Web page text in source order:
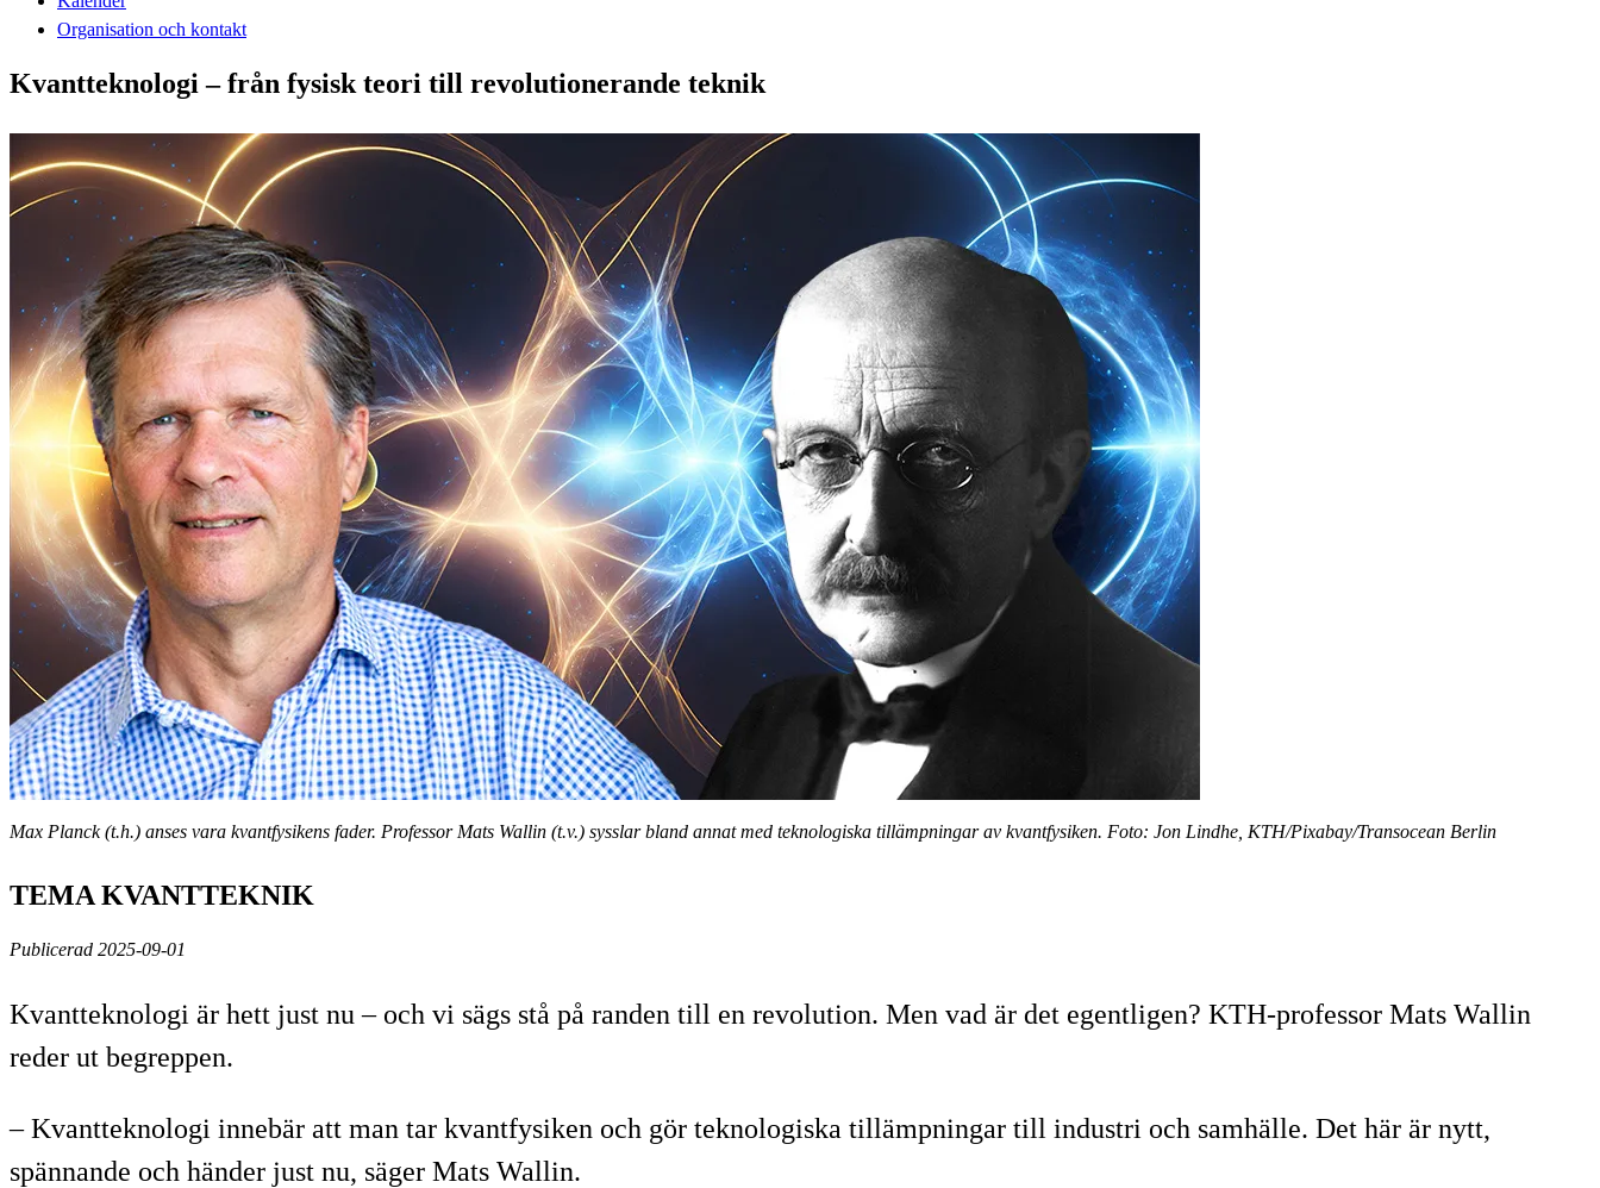
Organisation och kontakt
Kvantteknologi – från fysisk teori till revolutionerande teknik
Max Planck (t.h.) anses vara kvantfysikens fader. Professor Mats Wallin (t.v.) sysslar bland annat med teknologiska tillämpningar av kvantfysiken. Foto: Jon Lindhe, KTH/Pixabay/Transocean Berlin
TEMA KVANTTEKNIK
Publicerad 2025-09-01
Kvantteknologi är hett just nu – och vi sägs stå på randen till en revolution. Men vad är det egentligen? KTH-professor Mats Wallin
reder ut begreppen.
– Kvantteknologi innebär att man tar kvantfysiken och gör teknologiska tillämpningar till industri och samhälle. Det här är nytt,
spännande och händer just nu, säger Mats Wallin.